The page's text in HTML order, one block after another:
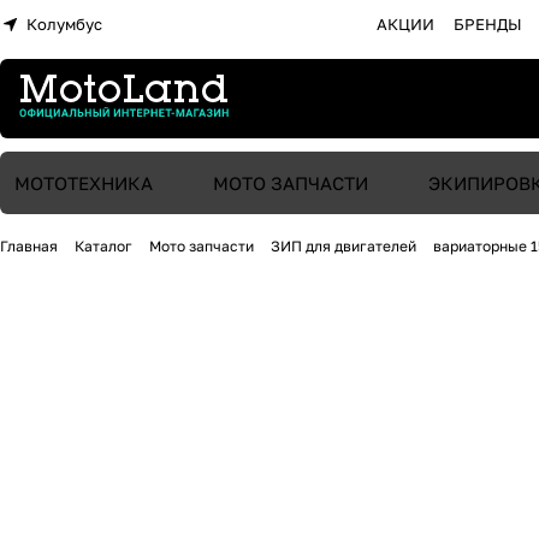
Колумбус АКЦИИ БРЕНДЫ
МОТОТЕХНИКА МОТО ЗАПЧАСТИ
Главная Каталог Мото запчасти ЗИП для двигателей вариаторные